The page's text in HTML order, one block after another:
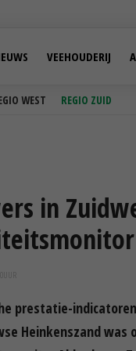
WEST REGIO ZUID
VEEHOUDERIJ
in
prestatie-
Heinkenszand was